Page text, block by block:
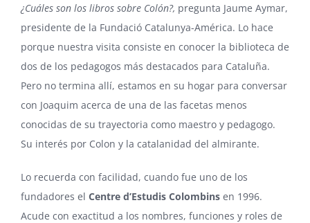
¿Cuáles son los libros sobre Colón?, pregunta Jaume Aymar,
presidente de la Fundació Catalunya-América. Lo hace
porque nuestra visita consiste en conocer la biblioteca de
dos de los pedagogos más destacados para Cataluña.
Pero no termina allí, estamos en su hogar para conversar
con Joaquim acerca de una de las facetas menos
conocidas de su trayectoria como maestro y pedagogo.
Su interés por Colon y la catalanidad del almirante.
Lo recuerda con facilidad, cuando fue uno de los
fundadores el Centre d’Estudis Colombins en 1996.
Acude con exactitud a los nombres, funciones y roles de